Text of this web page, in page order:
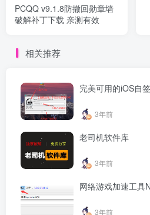
PCQQ v9.1.8防撤回勋章墙
破解补丁下载 亲测有效
相关推荐
完美可用的iOS自
3年前
老司机软件库
3年前
网络游戏加速工具
3年前